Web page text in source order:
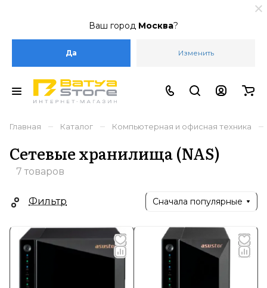
Ваш город Москва?
Да Изменить
Главная – Каталог – Компьютерная и офисная техника –
Сетевые хранилища (NAS)
7 товаров
Фильтр Сначала популярные